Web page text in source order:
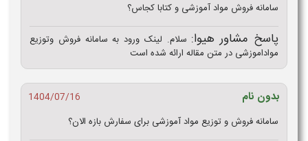
سامانه فروش مواد آموزشی و کتابا کجاس؟
پاسخ مشاور هیوا: سلام. لینک ورود به سامانه فروش وتوزیع
مواداموزشی در متن مقاله ارائه شده است
بدون نام
1404/07/16
سامانه فروش و توزیع مواد آموزشی برای سفارش بازه الان؟